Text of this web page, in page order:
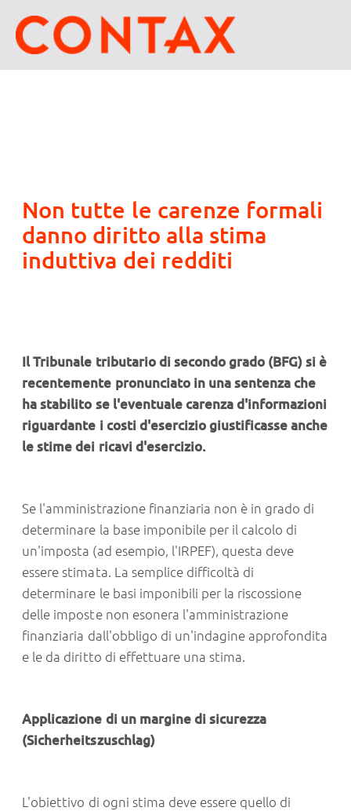
Non tutte le carenze formali
danno diritto alla stima
induttiva dei redditi
Il Tribunale tributario di secondo grado (BFG) si è
recentemente pronunciato in una sentenza che
ha stabilito se l'eventuale carenza d'informazioni
riguardante i costi d'esercizio giustificasse anche
le stime dei ricavi d'esercizio.
Se l'amministrazione finanziaria non è in grado di
determinare la base imponibile per il calcolo di
un'imposta (ad esempio, l'IRPEF), questa deve
essere stimata. La semplice difficoltà di
determinare le basi imponibili per la riscossione
delle imposte non esonera l'amministrazione
finanziaria dall'obbligo di un'indagine approfondita
e le da diritto di effettuare una stima.
Applicazione di un margine di sicurezza
(Sicherheitszuschlag)
L'obiettivo di ogni stima deve essere quello di